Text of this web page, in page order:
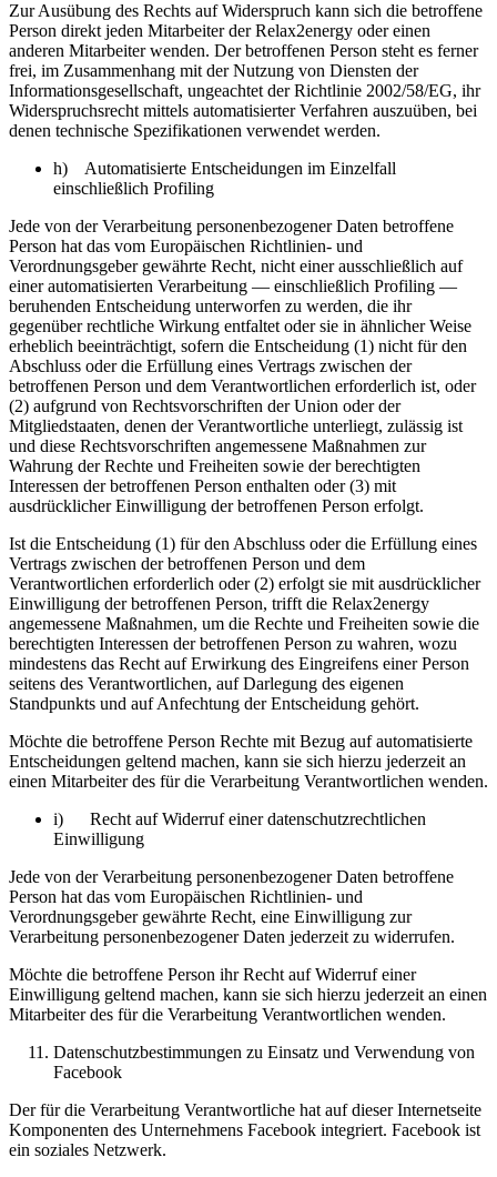
Zur Ausübung des Rechts auf Widerspruch kann sich die betroffene
Person direkt jeden Mitarbeiter der Relax2energy oder einen
anderen Mitarbeiter wenden. Der betroffenen Person steht es ferner
frei, im Zusammenhang mit der Nutzung von Diensten der
Informationsgesellschaft, ungeachtet der Richtlinie 2002/58/EG, ihr
Widerspruchsrecht mittels automatisierter Verfahren auszuüben, bei
denen technische Spezifikationen verwendet werden.
h) Automatisierte Entscheidungen im Einzelfall
einschließlich Profiling
Jede von der Verarbeitung personenbezogener Daten betroffene
Person hat das vom Europäischen Richtlinien- und
Verordnungsgeber gewährte Recht, nicht einer ausschließlich auf
einer automatisierten Verarbeitung — einschließlich Profiling —
beruhenden Entscheidung unterworfen zu werden, die ihr
gegenüber rechtliche Wirkung entfaltet oder sie in ähnlicher Weise
erheblich beeinträchtigt, sofern die Entscheidung (1) nicht für den
Abschluss oder die Erfüllung eines Vertrags zwischen der
betroffenen Person und dem Verantwortlichen erforderlich ist, oder
(2) aufgrund von Rechtsvorschriften der Union oder der
Mitgliedstaaten, denen der Verantwortliche unterliegt, zulässig ist
und diese Rechtsvorschriften angemessene Maßnahmen zur
Wahrung der Rechte und Freiheiten sowie der berechtigten
Interessen der betroffenen Person enthalten oder (3) mit
ausdrücklicher Einwilligung der betroffenen Person erfolgt.
Ist die Entscheidung (1) für den Abschluss oder die Erfüllung eines
Vertrags zwischen der betroffenen Person und dem
Verantwortlichen erforderlich oder (2) erfolgt sie mit ausdrücklicher
Einwilligung der betroffenen Person, trifft die Relax2energy
angemessene Maßnahmen, um die Rechte und Freiheiten sowie die
berechtigten Interessen der betroffenen Person zu wahren, wozu
mindestens das Recht auf Erwirkung des Eingreifens einer Person
seitens des Verantwortlichen, auf Darlegung des eigenen
Standpunkts und auf Anfechtung der Entscheidung gehört.
Möchte die betroffene Person Rechte mit Bezug auf automatisierte
Entscheidungen geltend machen, kann sie sich hierzu jederzeit an
einen Mitarbeiter des für die Verarbeitung Verantwortlichen wenden.
i) Recht auf Widerruf einer datenschutzrechtlichen
Einwilligung
Jede von der Verarbeitung personenbezogener Daten betroffene
Person hat das vom Europäischen Richtlinien- und
Verordnungsgeber gewährte Recht, eine Einwilligung zur
Verarbeitung personenbezogener Daten jederzeit zu widerrufen.
Möchte die betroffene Person ihr Recht auf Widerruf einer
Einwilligung geltend machen, kann sie sich hierzu jederzeit an einen
Mitarbeiter des für die Verarbeitung Verantwortlichen wenden.
Datenschutzbestimmungen zu Einsatz und Verwendung von
Facebook
Der für die Verarbeitung Verantwortliche hat auf dieser Internetseite
Komponenten des Unternehmens Facebook integriert. Facebook ist
ein soziales Netzwerk.